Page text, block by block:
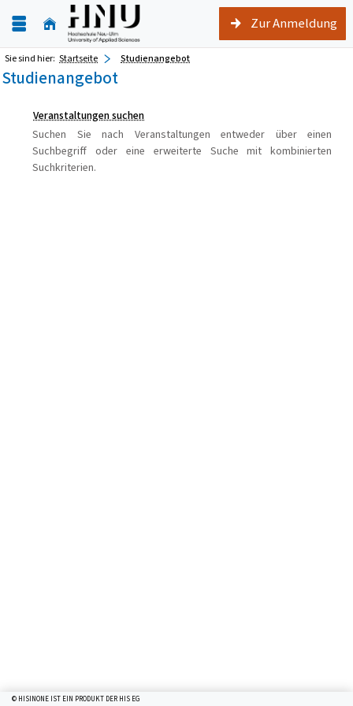
Zur Anmeldung
Sie sind hier: Startseite Studienangebot
Studienangebot
Veranstaltungen suchen
Suchen Sie nach Veranstaltungen entweder über einen
Suchbegriff oder eine erweiterte Suche mit kombinierten
Suchkriterien.
© HISINONE IST EIN PRODUKT DER HIS EG